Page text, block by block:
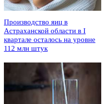
Производство яиц в
Астраханской области в I
квартале осталось на уровне
112 млн штук